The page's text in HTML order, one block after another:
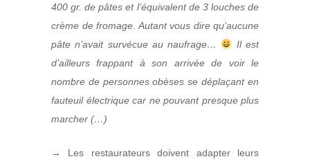
400 gr. de pâtes et l’équivalent de 3 louches de
crème de fromage. Autant vous dire qu’aucune
pâte n’avait survécue au naufrage…
Il est
d’ailleurs frappant à son arrivée de voir le
nombre de personnes obèses se déplaçant en
fauteuil électrique car ne pouvant presque plus
marcher (…)
→ Les restaurateurs doivent adapter leurs